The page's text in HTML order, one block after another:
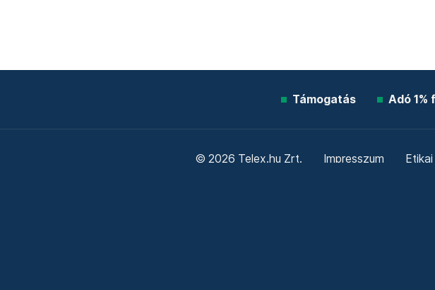
Támogatás Adó 1%
© 2026 Telex.hu Zrt. Impresszum